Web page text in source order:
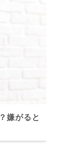
嫌がると